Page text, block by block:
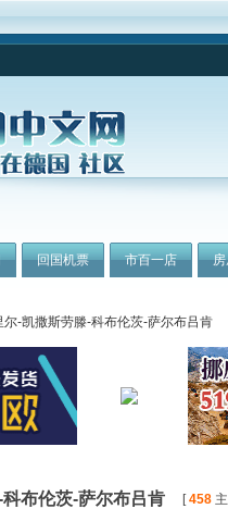
回国机票 市百一店
尔-凯撒斯劳滕-科布伦茨-萨尔布吕肯
布伦茨-萨尔布吕肯 [458